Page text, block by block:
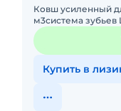
Ковш усиленный
м3система зубьев
система смазки.В
преимущес
Купить в